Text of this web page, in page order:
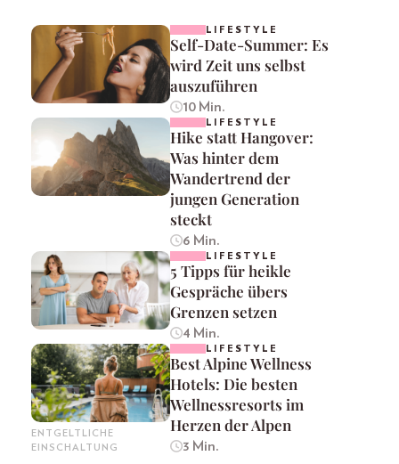
LIFESTYLE
Self-Date-Summer: Es
wird Zeit uns selbst
auszuführen
10 Min.
LIFESTYLE
Hike statt Hangover:
Was hinter dem
Wandertrend der
jungen Generation
steckt
6 Min.
LIFESTYLE
5 Tipps für heikle
Gespräche übers
Grenzen setzen
4 Min.
ENTGELTLICHE
EINSCHALTUNG
LIFESTYLE
Best Alpine Wellness
Hotels: Die besten
Wellnessresorts im
Herzen der Alpen
3 Min.